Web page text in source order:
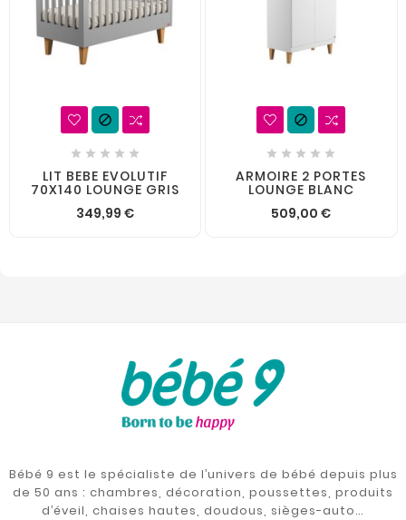

    
LIT BEBE EVOLUTIF
70X140 LOUNGE GRIS
349,99 €

    
ARMOIRE 2 PORTES
LOUNGE BLANC
509,00 €
Bébé 9 est le spécialiste de l’univers de bébé depuis plus
de 50 ans : chambres, décoration, poussettes, produits
d’éveil, chaises hautes, doudous, sièges-auto…